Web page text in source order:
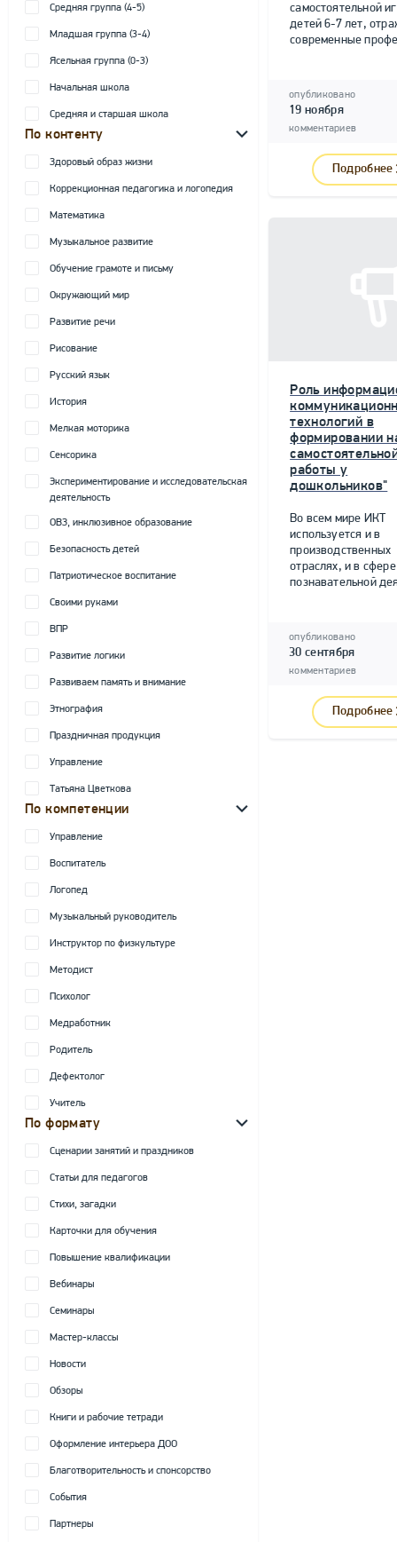
Средняя группа (4-5)
Младшая группа (3-4)
Ясельная группа (0-3)
Начальная школа
Средняя и старшая школа
По контенту
Здоровый образ жизни
Коррекционная педагогика и логопедия
Математика
Музыкальное развитие
Обучение грамоте и письму
Окружающий мир
Развитие речи
Рисование
Русский язык
История
Мелкая моторика
Сенсорика
Экспериментирование и исследовательская
деятельность
ОВЗ, инклюзивное образование
Безопасность детей
Патриотическое воспитание
Своими руками
ВПР
Развитие логики
Развиваем память и внимание
Этнография
Праздничная продукция
Управление
Татьяна Цветкова
По компетенции
Управление
Воспитатель
Логопед
Музыкальный руководитель
Инструктор по физкультуре
Методист
Психолог
Медработник
Родитель
Дефектолог
Учитель
По формату
Сценарии занятий и праздников
Статьи для педагогов
Стихи, загадки
Карточки для обучения
Повышение квалификации
Вебинары
Семинары
Мастер-классы
Новости
Обзоры
Книги и рабочие тетради
Оформление интерьера ДОО
Благотворительность и спонсорство
События
Партнеры
самостоятельной
детей 6-7 лет,
современные
опубликовано
19 ноября
комментариев
Подробнее
Роль
технологий в
формировании
работы у
дошкольников"
Во всем мире ИКТ
используется и в
производственных
отраслях, и в сфере
познавательной
опубликовано
30 сентября
комментариев
Подробнее